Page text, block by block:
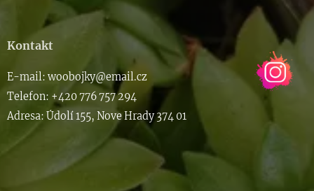
Kontakt
E-mail: woobojky@email.cz
Telefon: +420 776 757 294
Adresa: Údolí 155, Nove Hrady 374 01